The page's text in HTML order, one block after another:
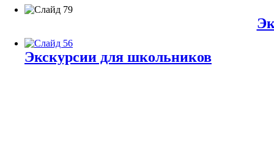
Экскурсии для школьников